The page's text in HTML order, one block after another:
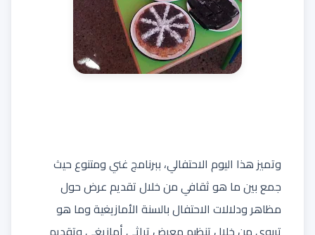
وتميز هذا اليوم الاحتفالي، ببرنامج غني ومتنوع حيث
جمع بين ما هو ثقافي من خلال تقديم عرض حول
مظاهر ودلالات الاحتفال بالسنة الأمازيغية وما هو